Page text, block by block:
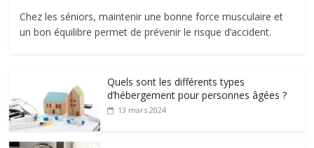
Chez les séniors, maintenir une bonne force musculaire et
un bon équilibre permet de prévenir le risque d’accident.
Quels sont les différents types
d’hébergement pour personnes âgées ?
13 mars 2024